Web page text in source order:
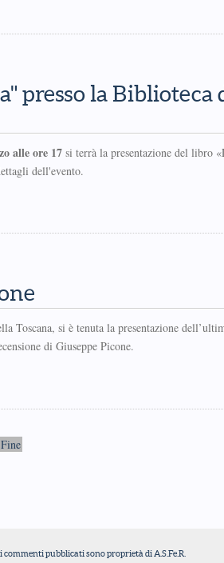
presso la Biblioteca
alle ore 17 si terrà la presentazione del libro
dell'evento.
Toscana, si è tenuta la presentazione
di Giuseppe Picone.
Fine
pubblicati sono proprietà di A.S.Fe.R.